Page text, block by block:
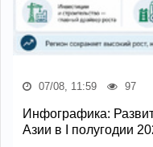
07/08, 11:59 97
Инфографика:
Азии в I полугодии